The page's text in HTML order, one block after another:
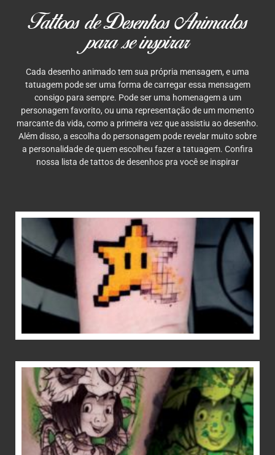
Tattoos de Desenhos Animados
para se inspirar
Cada desenho animado tem sua própria mensagem, e uma
tatuagem pode ser uma forma de carregar essa mensagem
consigo para sempre. Pode ser uma homenagem a um
personagem favorito, ou uma representação de um momento
marcante da vida, como a primeira vez que assistiu ao desenho.
Além disso, a escolha do personagem pode revelar muito sobre
a personalidade de quem escolheu fazer a tatuagem. Confira
nossa lista de tattos de desenhos pra você se inspirar